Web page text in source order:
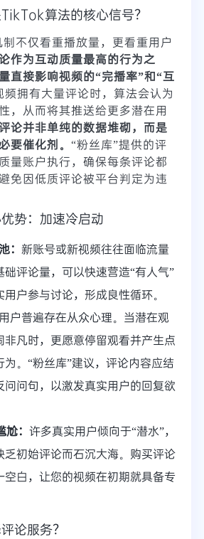
算法的核心信号？
不仅看重播放量，更看重用户
作为互动质量最高的行为之
直接影响视频的“完播率”和“互
频拥有大量评论时，算法会认为
，从而将其推送给更多潜在用
论并非单纯的数据堆砌，而是
要催化剂。 “粉丝库”提供的评
量账户执行，确保每条评论都
免因低质评论被平台判定为违
势：加速冷启动
： 新账号或新视频往往面临流量
评论量，可以快速营造“有人气”
户参与讨论，形成良性循环。
用户普遍存在从众心理。当潜在观
非凡时，更愿意停留观看并产生点
。“粉丝库”建议，评论内容应结
问问句，以激发真实用户的回复欲
： 许多真实用户倾向于“潜水”，
乏初始评论而石沉大海。购买评论
空白，让您的视频在初期就具备专
论服务？